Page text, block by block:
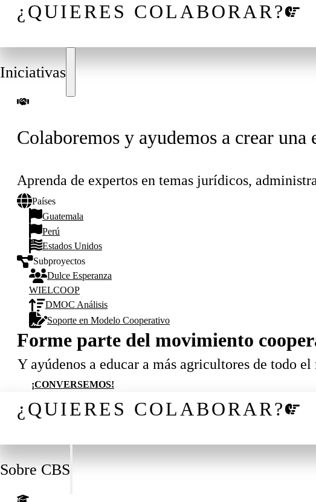
¿QUIERES COLABORAR?
Iniciativas
Colaboremos y ayudemos a crear una
Aprenda de expertos en temas jurídicos,
Países
Guatemala
Perú
Estados Unidos
Subproyectos
Dulce Esperanza
WIELCOOP
DMOC Análisis
Soporte en Modelo Cooperativo
Forme parte del movimiento
Y ayúdenos a educar a más agricultores de todo el
¡CONVERSEMOS!
¿QUIERES COLABORAR?
Sobre CBS